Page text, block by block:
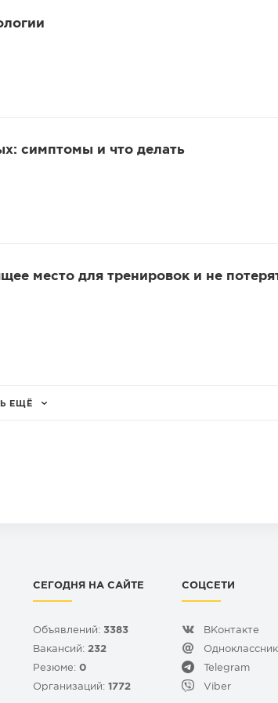
симптомы и что делать
место для тренировок и не
ЕЩЁ
СЕГОДНЯ НА САЙТЕ
Объявлений: 3383
Вакансий: 232
Резюме: 0
Организаций: 1772
СОЦСЕТИ
ВКонтакте
Telegram
Viber